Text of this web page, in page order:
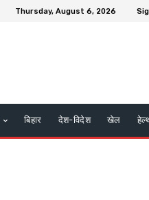
Thursday, August 6, 2026
बिहार देश-विदेश खेल